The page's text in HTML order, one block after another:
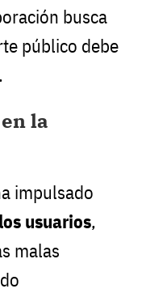
busca
público debe
la
impulsado
usuarios,
malas